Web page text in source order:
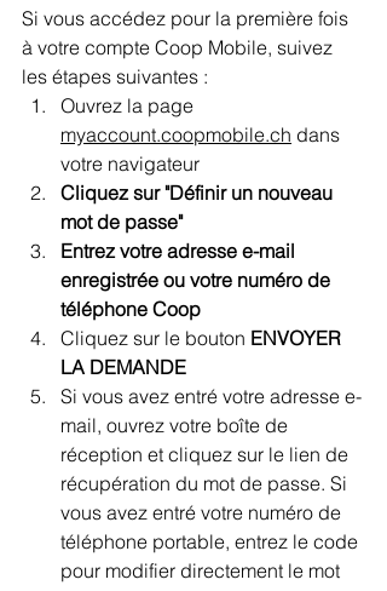
Si vous accédez pour la première fois
à votre compte Coop Mobile, suivez
les étapes suivantes :
Ouvrez la page
myaccount.coopmobile.ch dans
votre navigateur
Cliquez sur "Définir un nouveau
mot de passe"
Entrez votre adresse e-mail
enregistrée ou votre numéro de
téléphone Coop
Cliquez sur le bouton ENVOYER
LA DEMANDE
Si vous avez entré votre adresse e-
mail, ouvrez votre boîte de
réception et cliquez sur le lien de
récupération du mot de passe. Si
vous avez entré votre numéro de
téléphone portable, entrez le code
pour modifier directement le mot